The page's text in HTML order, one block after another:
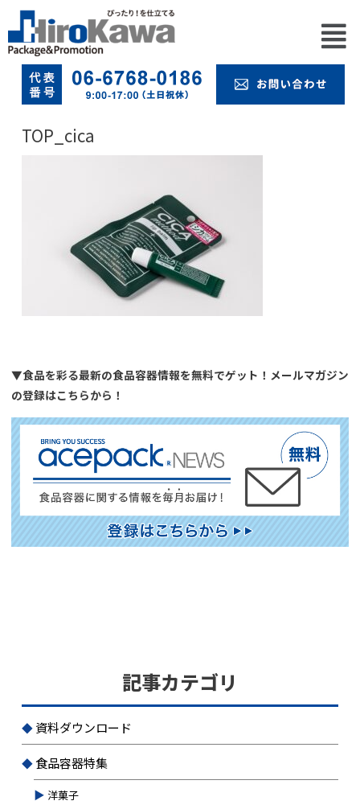
TOP_cica
▼食品を彩る最新の食品容器情報を無料でゲット！メールマガジン
の登録はこちらから！
記事カテゴリ
資料ダウンロード
食品容器特集
洋菓子